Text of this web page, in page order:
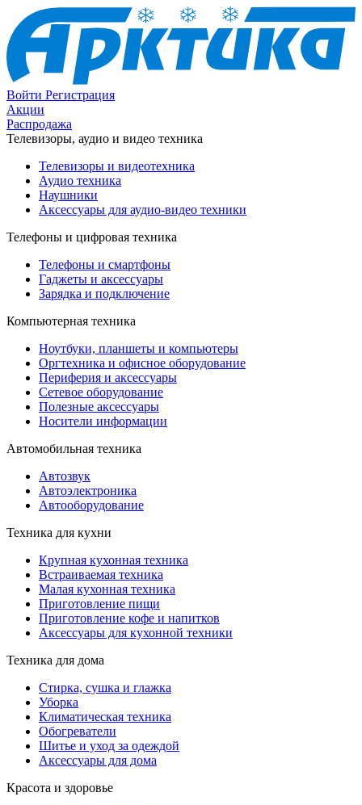
Войти Регистрация
Акции
Распродажа
Телевизоры, аудио и видео техника
Телевизоры и видеотехника
Аудио техника
Наушники
Аксессуары для аудио-видео техники
Телефоны и цифровая техника
Телефоны и смартфоны
Гаджеты и аксессуары
Зарядка и подключение
Компьютерная техника
Ноутбуки, планшеты и компьютеры
Оргтехника и офисное оборудование
Периферия и аксессуары
Cетевое оборудование
Полезные аксессуары
Носители информации
Автомобильная техника
Автозвук
Автоэлектроника
Автооборудование
Техника для кухни
Крупная кухонная техника
Встраиваемая техника
Малая кухонная техника
Приготовление пищи
Приготовление кофе и напитков
Аксессуары для кухонной техники
Техника для дома
Стирка, сушка и глажка
Уборка
Климатическая техника
Обогреватели
Шитье и уход за одеждой
Аксессуары для дома
Красота и здоровье